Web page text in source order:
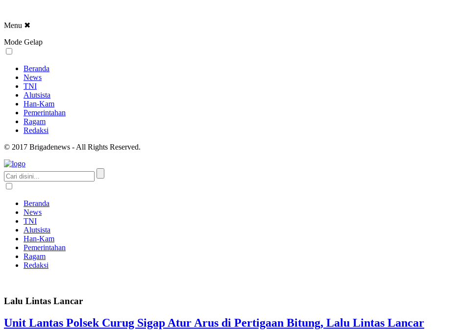
Menu ✖
Mode Gelap
Beranda
News
TNI
Alutsista
Han-Kam
Pemerintahan
Ragam
Redaksi
© 2017 Brigadenews - All Rights Reserved.
Beranda
News
TNI
Alutsista
Han-Kam
Pemerintahan
Ragam
Redaksi
Lalu Lintas Lancar
Unit Lantas Polsek Curug Sigap Atur Arus di Pertigaan Bitung, Lalu Lintas Lancar